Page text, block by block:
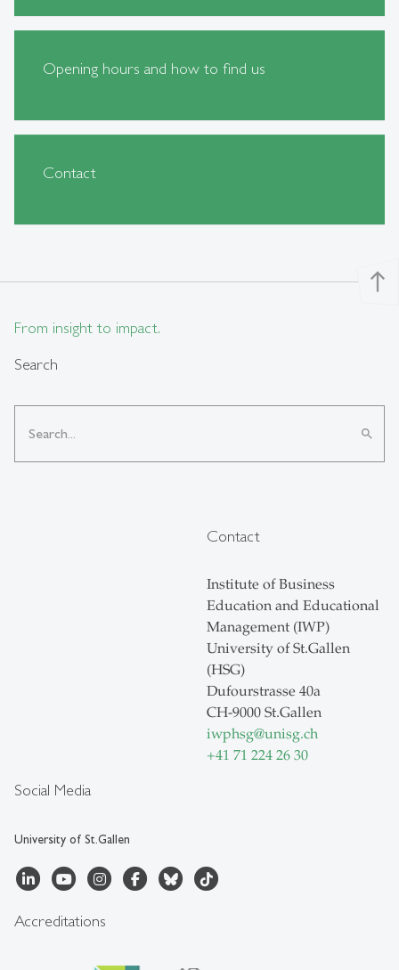
Opening hours and how to find us
Contact
north
From insight to impact.
Search
search
Social Media
University of St.Gallen
Contact
Institute of Business
Education and Educational
Management (IWP)
University of St.Gallen
(HSG)
Dufourstrasse 40a
CH-9000 St.Gallen
iwphsg@unisg.ch
+41 71 224 26 30
Accreditations